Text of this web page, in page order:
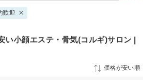
歓迎
い小顔エステ・骨気(コルギ)サロン |
価格が安い順